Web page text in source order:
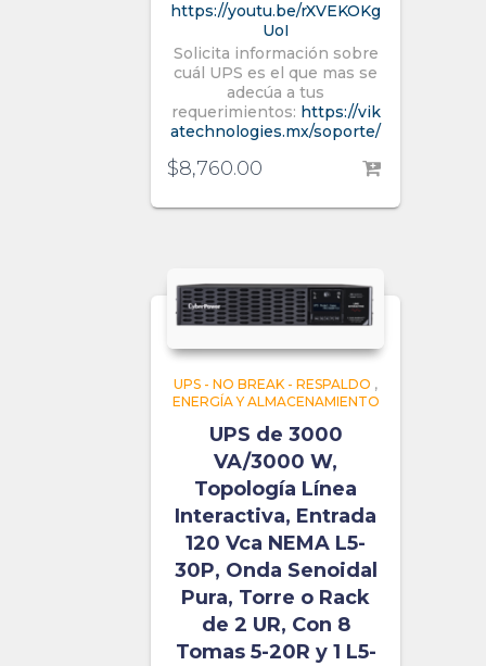
https://youtu.be/rXVEKOKg
UoI
Solicita información sobre
cuál UPS es el que mas se
adecúa a tus
requerimientos: https://vik
atechnologies.mx/soporte/
$8,760.00
UPS - NO BREAK - RESPALDO ,
ENERGÍA Y ALMACENAMIENTO
UPS de 3000
VA/3000 W,
Topología Línea
Interactiva, Entrada
120 Vca NEMA L5-
30P, Onda Senoidal
Pura, Torre o Rack
de 2 UR, Con 8
Tomas 5-20R y 1 L5-